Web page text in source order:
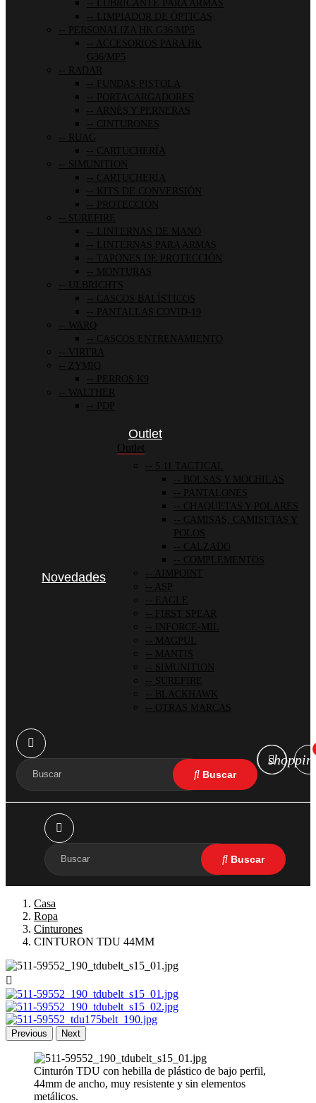
LUBRICANTE PARA ARMAS
LIMPIADOR DE ÓPTICAS
PERSONALIZA HK G36/MP5
ACCESORIOS PARA HK
G36/MP5
RADAR
FUNDAS PISTOLA
PORTACARGADORES
ARNÉS Y PERNERAS
CINTURONES
RUAG
CARTUCHERÍA
SIMUNITION
CARTUCHERÍA
KITS DE CONVERSIÓN
PROTECCIÓN
SUREFIRE
LINTERNAS DE MANO
LINTERNAS PARA ARMAS
TAPONES DE PROTECCIÓN
MONTURAS
ULBRICHTS
CASCOS BALÍSTICOS
PANTALLAS COVID-19
WARQ
CASCOS ENTRENAMIENTO
VIRTRA
ZYMIQ
PERROS K9
WALTHER
PDP
Novedades
Outlet
Outlet
5.11 TACTICAL
BOLSAS Y MOCHILAS
PANTALONES
CHAQUETAS Y POLARES
CAMISAS, CAMISETAS Y
POLOS
CALZADO
COMPLEMENTOS
AIMPOINT
ASP
EAGLE
FIRST SPEAR
INFORCE-MIL
MAGPUL
MANTIS
SIMUNITION
SUREFIRE
BLACKHAWK
OTRAS MARCAS
Casa
Ropa
Cinturones
CINTURON TDU 44MM

Previous Next
Cinturón TDU con hebilla de plástico de bajo perfil,
44mm de ancho, muy resistente y sin elementos
metálicos.